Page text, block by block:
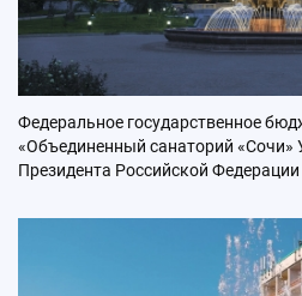
Федеральное государственное
«Объединенный санаторий «Сочи»
Президента Российской Федерации